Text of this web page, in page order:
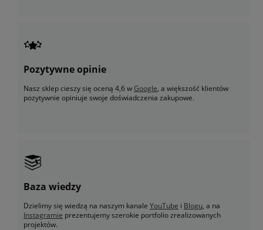
Pozytywne opinie
Nasz sklep cieszy się oceną 4,6 wGoogle, a większość klientów
pozytywnie opiniuje swoje doświadczenia zakupowe.
Baza wiedzy
Dzielimy się wiedzą na naszym kanale YouTube i Blogu, a na
Instagramie prezentujemy szerokie portfolio zrealizowanych
projektów.